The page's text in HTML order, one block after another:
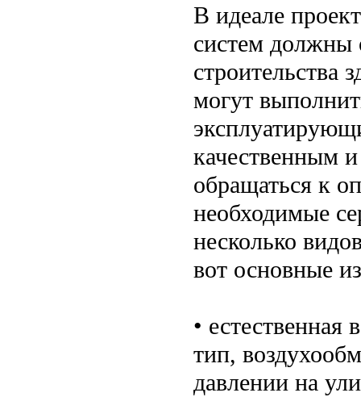
В идеале
систем должны
строительства
могут
качественным
обращаться к
необходимые
несколько
вот основные
•
тип,
давлении на